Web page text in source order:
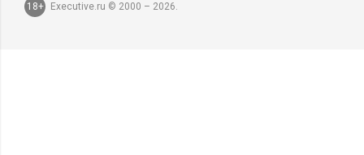
18+
Executive.ru © 2000 – 2026.